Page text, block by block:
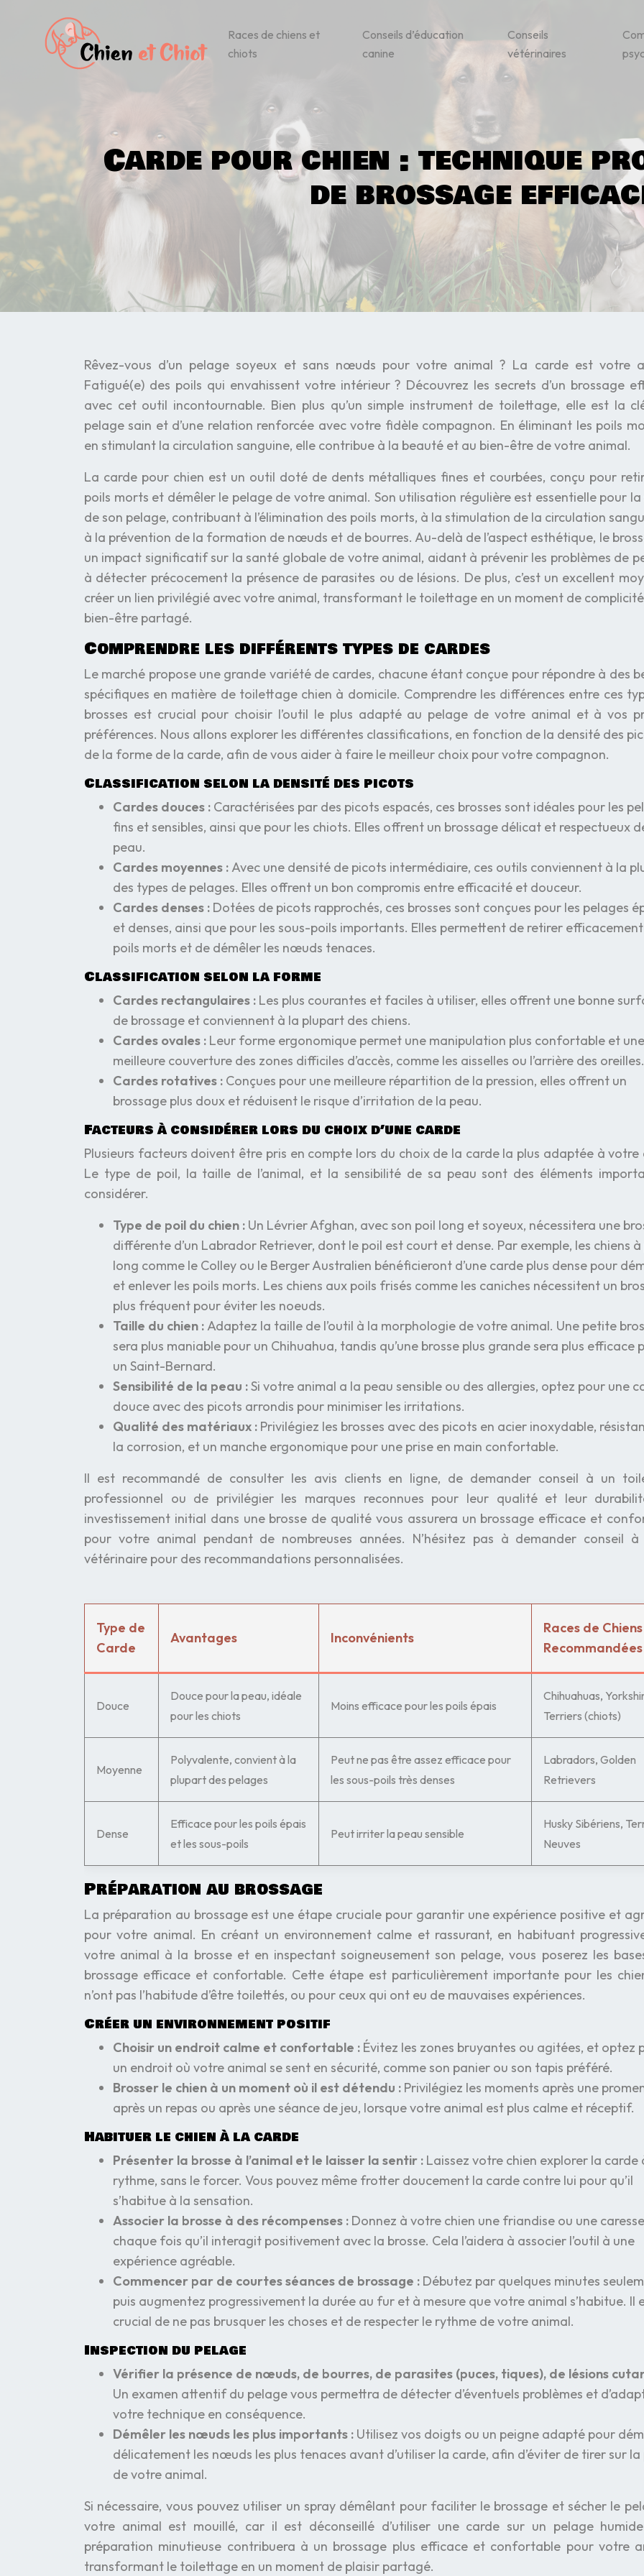
Races de chiens et
chiots
Conseils d’éducation
canine
Conseils
vétérinaires
Carde pour chien : technique
de brossage
Rêvez-vous d’un pelage soyeux et sans nœuds pour votre animal ? La carde est votre
Fatigué(e) des poils qui envahissent votre intérieur ? Découvrez les secrets d’un brossage
avec cet outil incontournable. Bien plus qu’un simple instrument de toilettage, elle est la
pelage sain et d’une relation renforcée avec votre fidèle compagnon. En éliminant les poils
en stimulant la circulation sanguine, elle contribue à la beauté et au bien-être de votre animal.
La carde pour chien est un outil doté de dents métalliques fines et courbées, conçu pour
poils morts et démêler le pelage de votre animal. Son utilisation régulière est essentielle pour
de son pelage, contribuant à l’élimination des poils morts, à la stimulation de la circulation
à la prévention de la formation de nœuds et de bourres. Au-delà de l’aspect esthétique, le
un impact significatif sur la santé globale de votre animal, aidant à prévenir les problèmes de
à détecter précocement la présence de parasites ou de lésions. De plus, c’est un excellent
créer un lien privilégié avec votre animal, transformant le toilettage en un moment de
bien-être partagé.
Comprendre les différents types de cardes
Le marché propose une grande variété de cardes, chacune étant conçue pour répondre à des
spécifiques en matière de toilettage chien à domicile. Comprendre les différences entre ces
brosses est crucial pour choisir l’outil le plus adapté au pelage de votre animal et à vos
préférences. Nous allons explorer les différentes classifications, en fonction de la densité des
de la forme de la carde, afin de vous aider à faire le meilleur choix pour votre compagnon.
Classification selon la densité des picots
Cardes douces : Caractérisées par des picots espacés, ces brosses sont idéales pour les
fins et sensibles, ainsi que pour les chiots. Elles offrent un brossage délicat et respectueux
peau.
Cardes moyennes :Avec une densité de picots intermédiaire, ces outils conviennent à la
des types de pelages. Elles offrent un bon compromis entre efficacité et douceur.
Cardes denses : Dotées de picots rapprochés, ces brosses sont conçues pour les pelages
et denses, ainsi que pour les sous-poils importants. Elles permettent de retirer
poils morts et de démêler les nœuds tenaces.
Classification selon la forme
Cardes rectangulaires : Les plus courantes et faciles à utiliser, elles offrent une bonne
de brossage et conviennent à la plupart des chiens.
Cardes ovales : Leur forme ergonomique permet une manipulation plus confortable et une
meilleure couverture des zones difficiles d’accès, comme les aisselles ou l’arrière des oreilles.
Cardes rotatives : Conçues pour une meilleure répartition de la pression, elles offrent un
brossage plus doux et réduisent le risque d’irritation de la peau.
Facteurs à considérer lors du choix d’une carde
Plusieurs facteurs doivent être pris en compte lors du choix de la carde la plus adaptée à votre
Le type de poil, la taille de l’animal, et la sensibilité de sa peau sont des éléments
considérer.
Type de poil du chien : Un Lévrier Afghan, avec son poil long et soyeux, nécessitera une
différente d’un Labrador Retriever, dont le poil est court et dense. Par exemple, les chiens à
long comme le Colley ou le Berger Australien bénéficieront d’une carde plus dense pour
et enlever les poils morts. Les chiens aux poils frisés comme les caniches nécessitent un
plus fréquent pour éviter les noeuds.
Taille du chien :Adaptez la taille de l’outil à la morphologie de votre animal. Une petite
sera plus maniable pour un Chihuahua, tandis qu’une brosse plus grande sera plus efficace
un Saint-Bernard.
Sensibilité de la peau :Si votre animal a la peau sensible ou des allergies, optez pour une
douce avec des picots arrondis pour minimiser les irritations.
Qualité des matériaux : Privilégiez les brosses avec des picots en acier inoxydable,
la corrosion, et un manche ergonomique pour une prise en main confortable.
Il est recommandé de consulter les avis clients en ligne, de demander conseil à un
professionnel ou de privilégier les marques reconnues pour leur qualité et leur
investissement initial dans une brosse de qualité vous assurera un brossage efficace et
pour votre animal pendant de nombreuses années. N’hésitez pas à demander conseil
vétérinaire pour des recommandations personnalisées.
Type de
Carde
Avantages Inconvénients
Races de Chiens
Recommandées
Douce
Douce pour la peau, idéale
pour les chiots
Moins efficace pour les poils épais
Chihuahuas,
Terriers (chiots)
Moyenne
Polyvalente, convient à la
plupart des pelages
Peut ne pas être assez efficace pour
les sous-poils très denses
Labradors, Golden
Retrievers
Dense
Efficace pour les poils épais
et les sous-poils
Peut irriter la peau sensible
Husky Sibériens,
Neuves
Préparation au brossage
La préparation au brossage est une étape cruciale pour garantir une expérience positive et
pour votre animal. En créant un environnement calme et rassurant, en habituant
votre animal à la brosse et en inspectant soigneusement son pelage, vous poserez les
brossage efficace et confortable. Cette étape est particulièrement importante pour les
n’ont pas l’habitude d’être toilettés, ou pour ceux qui ont eu de mauvaises expériences.
Créer un environnement positif
Choisir un endroit calme et confortable : Évitez les zones bruyantes ou agitées, et optez
un endroit où votre animal se sent en sécurité, comme son panier ou son tapis préféré.
Brosser le chien à un moment où il est détendu : Privilégiez les moments après une
après un repas ou après une séance de jeu, lorsque votre animal est plus calme et réceptif.
Habituer le chien à la carde
Présenter la brosse à l’animal et le laisser la sentir : Laissez votre chien explorer la carde
rythme, sans le forcer. Vous pouvez même frotter doucement la carde contre lui pour qu’il
s’habitue à la sensation.
Associer la brosse à des récompenses : Donnez à votre chien une friandise ou une caresse
chaque fois qu’il interagit positivement avec la brosse. Cela l’aidera à associer l’outil à une
expérience agréable.
Commencer par de courtes séances de brossage : Débutez par quelques minutes
puis augmentez progressivement la durée au fur et à mesure que votre animal s’habitue. Il
crucial de ne pas brusquer les choses et de respecter le rythme de votre animal.
Inspection du pelage
Vérifier la présence de nœuds, de bourres, de parasites (puces, tiques), de lésions
Un examen attentif du pelage vous permettra de détecter d’éventuels problèmes et
votre technique en conséquence.
Démêler les nœuds les plus importants : Utilisez vos doigts ou un peigne adapté pour
délicatement les nœuds les plus tenaces avant d’utiliser la carde, afin d’éviter de tirer sur la
de votre animal.
Si nécessaire, vous pouvez utiliser un spray démêlant pour faciliter le brossage et sécher le
votre animal est mouillé, car il est déconseillé d’utiliser une carde sur un pelage
préparation minutieuse contribuera à un brossage plus efficace et confortable pour votre
transformant le toilettage en un moment de plaisir partagé.